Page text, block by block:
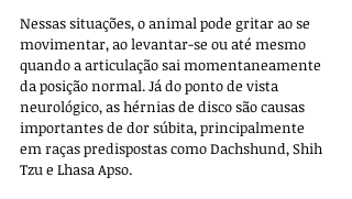
Nessas situações, o animal pode gritar ao se
movimentar, ao levantar-se ou até mesmo
quando a articulação sai momentaneamente
da posição normal. Já do ponto de vista
neurológico, as hérnias de disco são causas
importantes de dor súbita, principalmente
em raças predispostas como Dachshund, Shih
Tzu e Lhasa Apso.